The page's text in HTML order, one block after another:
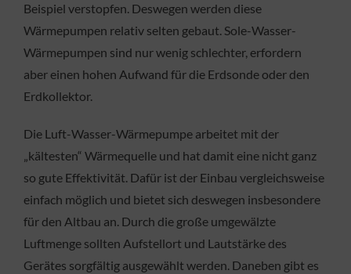
Beispiel verstopfen. Deswegen werden diese
Wärmepumpen relativ selten gebaut. Sole-Wasser-
Wärmepumpen sind nur wenig schlechter, erfordern
aber einen hohen Aufwand für die Erdsonde oder den
Erdkollektor.
Die Luft-Wasser-Wärmepumpe arbeitet mit der
„kältesten“ Wärmequelle und hat damit eine nicht ganz
so gute Effektivität. Dafür ist der Einbau vergleichsweise
einfach möglich und bietet sich deswegen insbesondere
für den Altbau an. Durch die große umgewälzte
Luftmenge sollten Aufstellort und Lautstärke des
Gerätes sorgfältig ausgewählt werden. Daneben gibt es